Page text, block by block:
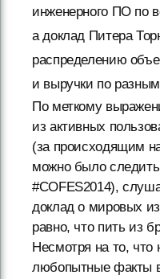
инженерного ПО по
а доклад Питера
распределению
и выручки по
По меткому
из активных
(за происходящим
можно было следить
#COFES2014),
доклад о мировых
равно, что пить из
Несмотря на то, что
любопытные факты